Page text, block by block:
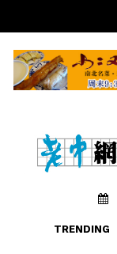
TRENDING